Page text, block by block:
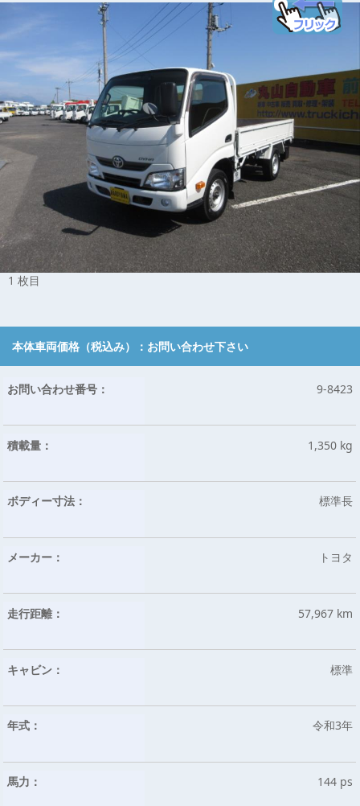
1 枚目
本体車両価格（税込み）： お問い合わせ下さい
お問い合わせ番号： 9-8423
積載量： 1,350 kg
ボディー寸法： 標準長
メーカー： トヨタ
走行距離： 57,967 km
キャビン： 標準
年式： 令和3年
馬力： 144 ps